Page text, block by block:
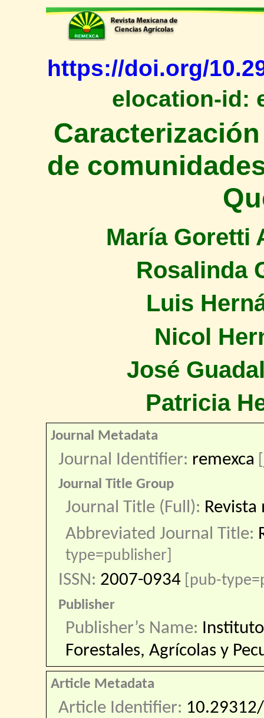
https://doi.org/
elocation-id:
de
María Goretti
Rosalinda
Luis
Nicol
José
Patricia
Journal Metadata
Journal Identifier: remexca
Journal Title Group
Journal Title (Full): Revista
Abbreviated Journal Title:
type=publisher]
ISSN: 2007-0934[pub-
Publisher
Publisher’s Name:
Forestales, Agrícolas y
Article Metadata
Article Identifier: